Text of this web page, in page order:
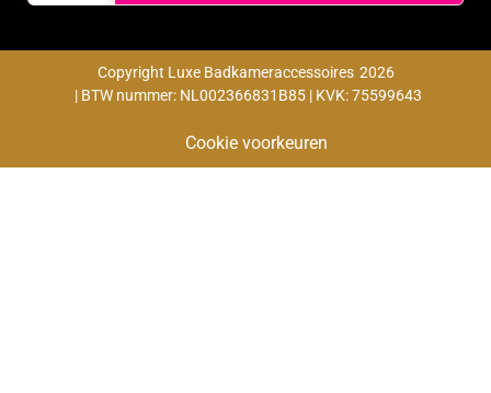
Copyright Luxe Badkameraccessoires 2026
| BTW nummer: NL002366831B85 | KVK: 75599643
Cookie voorkeuren